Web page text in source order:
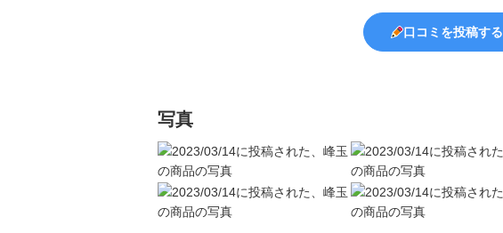
口コミを投稿する
写真